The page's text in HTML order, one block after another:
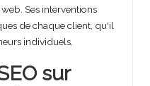
Ses interventions
de chaque client, qu'il
individuels.
sur